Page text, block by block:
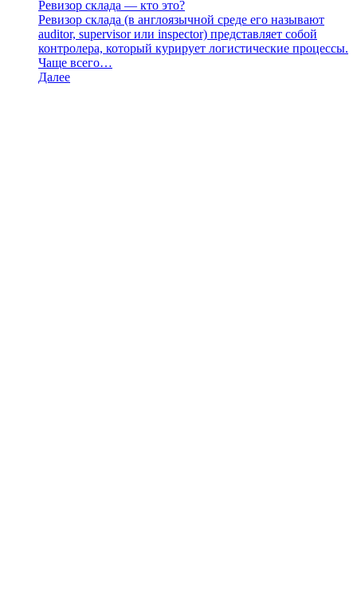
Ревизор склада — кто это?
Ревизор склада (в англоязычной среде его называют
auditor, supervisor или inspector) представляет собой
контролера, который курирует логистические процессы.
Чаще всего…
Далее